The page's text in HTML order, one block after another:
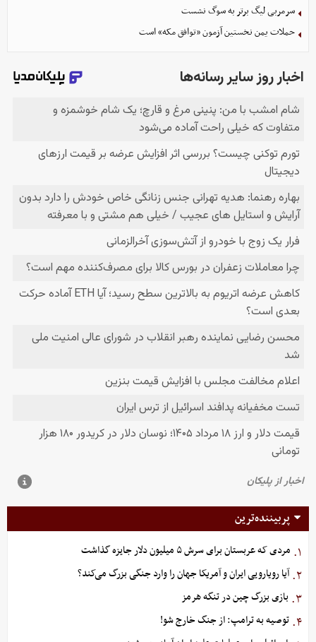
سرمربی لیگ برتر به سوگ نشست
حملات یمن نخستین آزمون «توافق مکه» است
پربیننده‌ترین
۱. مردی که عربستان برای سرش ۵ میلیون دلار جایزه گذاشت
۲. آیا رویارویی ایران و آمریکا جهان را وارد جنگی بزرگ می‌کند؟
۳. بازی بزرگ چین در تنگه هرمز
۴. توصیه به ترامپ: از جنگ خارج شو!